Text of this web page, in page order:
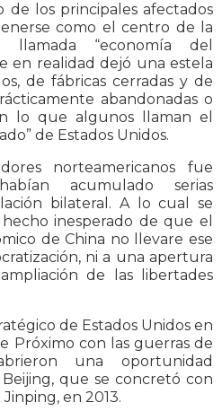
de los principales afectados
como el centro de la
“economía del
en realidad dejó una estela
de fábricas cerradas y de
abandonadas o
lo que algunos llaman el
de Estados Unidos.
norteamericanos fue
acumulado serias
bilateral. A lo cual se
inesperado de que el
de China no llevare ese
ni a una apertura
de las libertades
de Estados Unidos en
Próximo con las guerras de
una oportunidad
que se concretó con
en 2013.